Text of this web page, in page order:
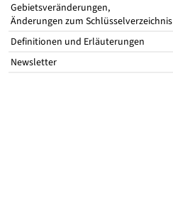
Gebietsveränderungen,
Änderungen zum Schlüsselverzeichnis
Definitionen und Erläuterungen
Newsletter